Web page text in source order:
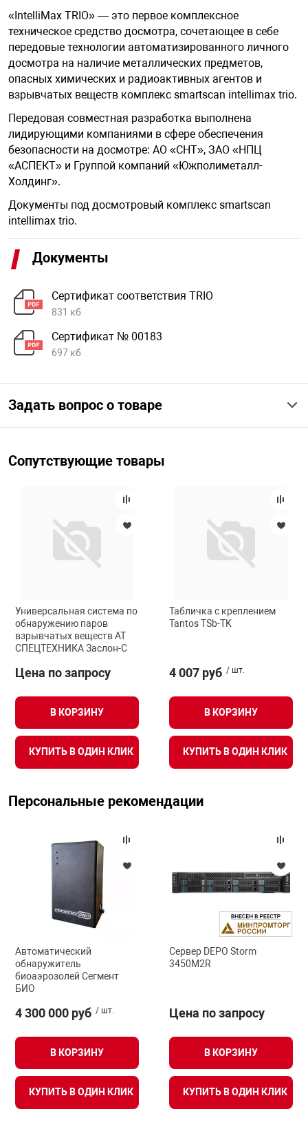
безопасность
оборудование
«IntelliMax TRIO» — это первое комплексное
техническое средство досмотра, сочетающее в себе
передовые технологии автоматизированного личного
досмотра на наличие металлических предметов,
опасных химических и радиоактивных агентов и
взрывчатых веществ комплекс smartscan intellimax trio.
Передовая совместная разработка выполнена
лидирующими компаниями в сфере обеспечения
безопасности на досмотре: АО «СНТ», ЗАО «НПЦ
«АСПЕКТ» и Группой компаний «Южполиметалл-
Холдинг».
Документы под досмотровый комплекс smartscan
intellimax trio.
Документы
Сертификат соответствия TRIO
831 кб
Сертификат № 00183
697 кб
Задать вопрос о товаре
Сопутствующие товары
Универсальная система по
обнаружению паров
взрывчатых веществ АТ
СПЕЦТЕХНИКА Заслон-С
Цена по запросу
В КОРЗИНУ
КУПИТЬ В ОДИН КЛИК
Табличка с креплением
Tantos TSb-TK
4 007 руб / шт.
В КОРЗИНУ
КУПИТЬ В ОДИН КЛИК
Персональные рекомендации
Автоматический
обнаружитель
биоаэрозолей Сегмент
БИО
4 300 000 руб / шт.
В КОРЗИНУ
КУПИТЬ В ОДИН КЛИК
Сервер DEPO Storm
3450M2R
Цена по запросу
В КОРЗИНУ
КУПИТЬ В ОДИН КЛИК